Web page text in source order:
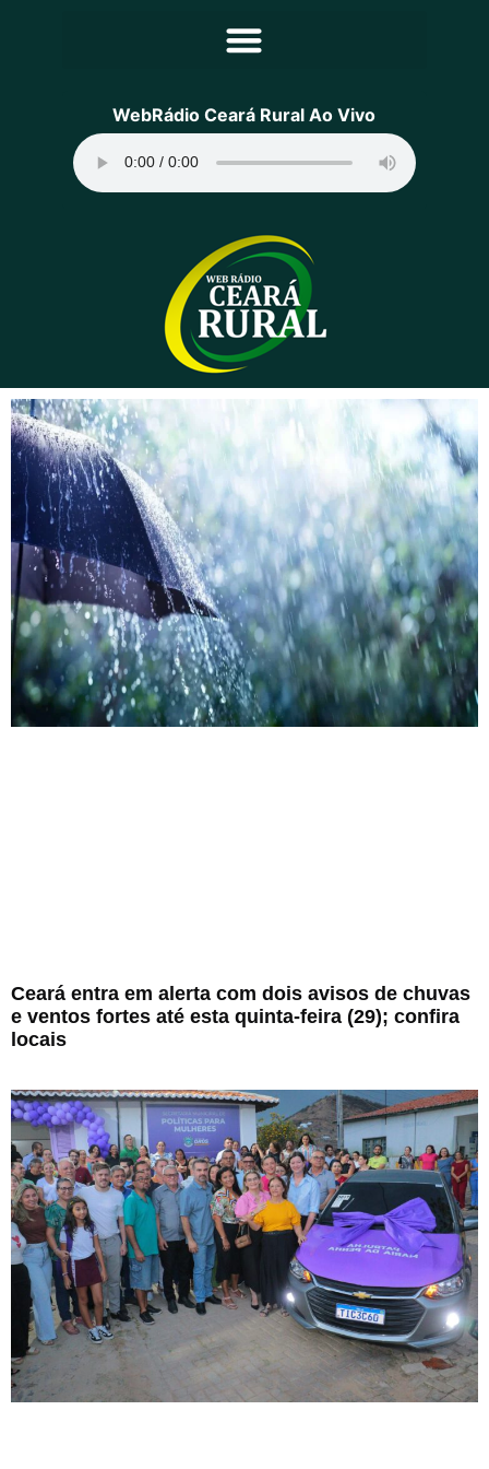
Principal
Programação
Equipe
Contato
Sobre
WebRádio Ceará Rural Ao Vivo
Ceará entra em alerta com dois avisos de chuvas
e ventos fortes até esta quinta-feira (29); confira
locais